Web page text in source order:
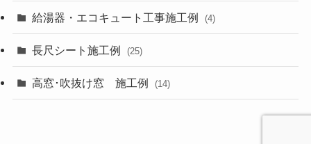
給湯器・エコキュート工事施工例 (4)
長尺シート施工例 (25)
高窓･吹抜け窓 施工例 (14)